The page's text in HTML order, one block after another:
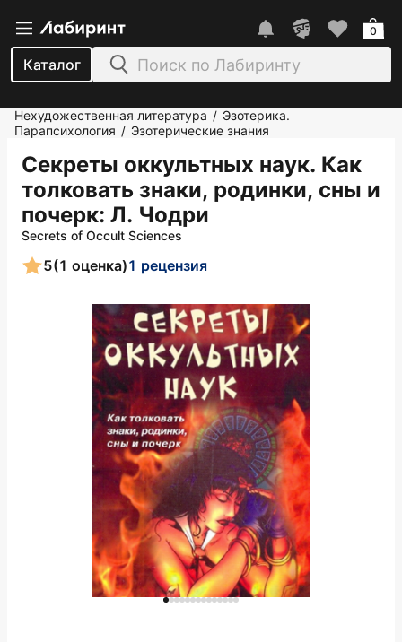
Каталог
0
Нехудожественная литература / Эзотерика.
Парапсихология / Эзотерические знания
Секреты оккультных наук. Как
толковать знаки, родинки, сны и
почерк: Л. Чодри
Secrets of Occult Sciences
5(1 оценка)1 рецензия